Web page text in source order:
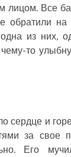
лицом. Все
обратили на
из них,
то
сердце и
за свое
Его